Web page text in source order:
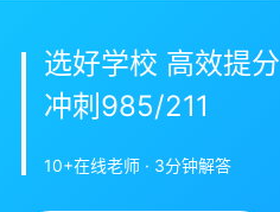
选好学校 高效提分
冲刺985/211
10+在线老师 · 3分钟解答